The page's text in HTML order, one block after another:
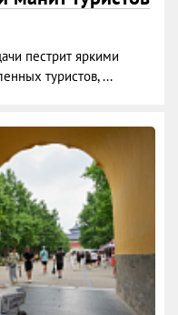
пестрит яркими
туристов, ...